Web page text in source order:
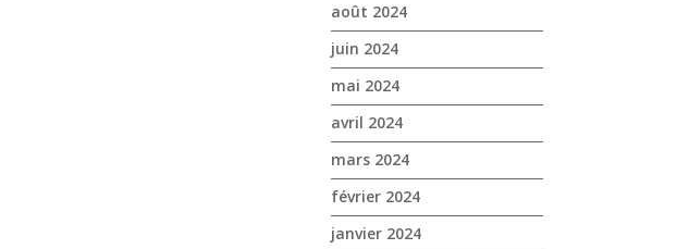
août 2024
juin 2024
mai 2024
avril 2024
mars 2024
février 2024
janvier 2024